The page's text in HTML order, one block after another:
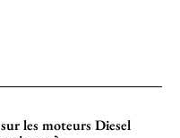
les moteurs Diesel